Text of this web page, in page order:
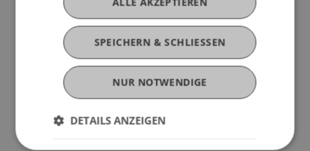
Darüber hinaus werden wir Ihnen auch den
ebenfalls 2022 startenden Zertifikatsstudiengang
Digital Legal Officervorstellen.
Bei Interesse bitten wir Sie aus organisatorischen
Gründen höflich um Anmeldung. An der
SPEICHERN & SCHLIESSEN
NUR NOTWENDIGE
DETAILS ANZEIGEN